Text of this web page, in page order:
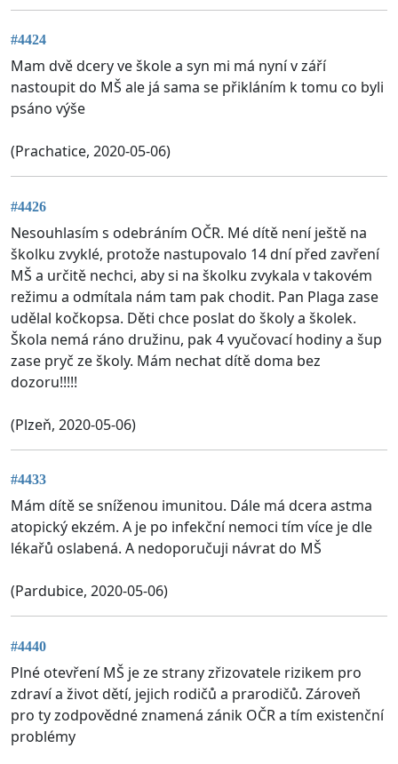
#4424
Mam dvě dcery ve škole a syn mi má nyní v září
nastoupit do MŠ ale já sama se přikláním k tomu co byli
psáno výše
(Prachatice, 2020-05-06)
#4426
Nesouhlasím s odebráním OČR. Mé dítě není ještě na
školku zvyklé, protože nastupovalo 14 dní před zavření
MŠ a určitě nechci, aby si na školku zvykala v takovém
režimu a odmítala nám tam pak chodit. Pan Plaga zase
udělal kočkopsa. Děti chce poslat do školy a školek.
Škola nemá ráno družinu, pak 4 vyučovací hodiny a šup
zase pryč ze školy. Mám nechat dítě doma bez
dozoru!!!!!
(Plzeň, 2020-05-06)
#4433
Mám dítě se sníženou imunitou. Dále má dcera astma
atopický ekzém. A je po infekční nemoci tím více je dle
lékařů oslabená. A nedoporučuji návrat do MŠ
(Pardubice, 2020-05-06)
#4440
Plné otevření MŠ je ze strany zřizovatele rizikem pro
zdraví a život dětí, jejich rodičů a prarodičů. Zároveň
pro ty zodpovědné znamená zánik OČR a tím existenční
problémy